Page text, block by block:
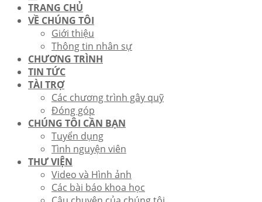
TRANG CHỦ
VỀ CHÚNG TÔI
Giới thiệu
Thông tin nhân sự
CHƯƠNG TRÌNH
TIN TỨC
TÀI TRỢ
Các chương trình gây quỹ
Đóng góp
CHÚNG TÔI CẦN BẠN
Tuyển dụng
Tình nguyện viên
THƯ VIỆN
Video và Hình ảnh
Các bài báo khoa học